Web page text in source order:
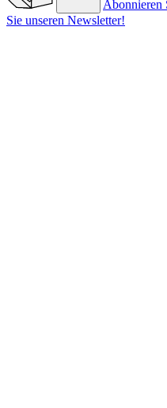
Abonnieren
Sie unseren Newsletter!